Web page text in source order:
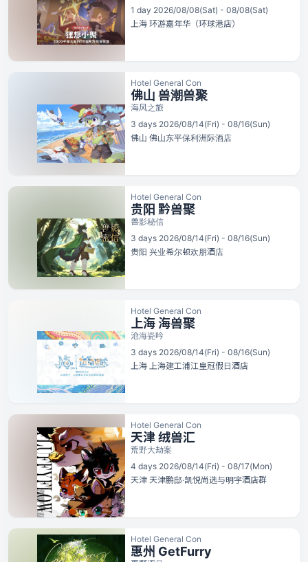
1 day 2026/08/08(Sat) - 08/08(Sat)
上海 环游嘉年华（环球港店）
Hotel General Con
佛山 兽潮兽聚
海风之旅
3 days 2026/08/14(Fri) - 08/16(Sun)
佛山 佛山东平保利洲际酒店
Hotel General Con
贵阳 黔兽聚
兽影秘信
3 days 2026/08/14(Fri) - 08/16(Sun)
贵阳 兴业希尔顿欢朋酒店
Hotel General Con
上海 海兽聚
沧海瓷吟
3 days 2026/08/14(Fri) - 08/16(Sun)
上海 上海建工浦江皇冠假日酒店
Hotel General Con
天津 绒兽汇
荒野大劫案
4 days 2026/08/14(Fri) - 08/17(Mon)
天津 天津鹏邸·凯悦尚选与明宇酒店群
Hotel General Con
惠州 GetFurry